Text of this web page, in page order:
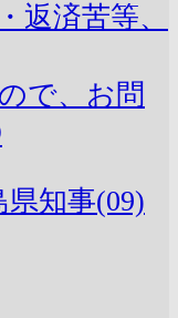
返済苦等、
で、お問
県知事(09)